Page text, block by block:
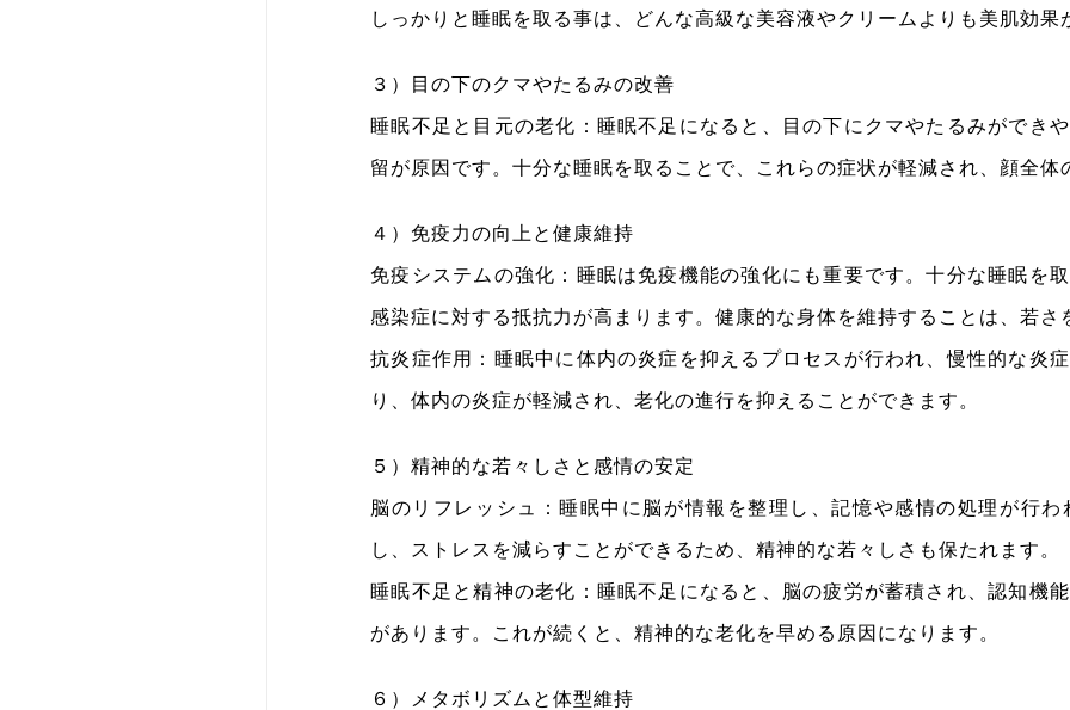
しっかりと睡眠を取る事は、どんな高級な美容液やクリームよりも美肌効果
３）目の下のクマやたるみの改善
睡眠不足と目元の老化：睡眠不足になると、目の下にクマやたるみができ
留が原因です。十分な睡眠を取ることで、これらの症状が軽減され、顔全体
４）免疫力の向上と健康維持
免疫システムの強化：睡眠は免疫機能の強化にも重要です。十分な睡眠を
感染症に対する抵抗力が高まります。健康的な身体を維持することは、若さ
抗炎症作用：睡眠中に体内の炎症を抑えるプロセスが行われ、慢性的な炎
り、体内の炎症が軽減され、老化の進行を抑えることができます。
５）精神的な若々しさと感情の安定
脳のリフレッシュ：睡眠中に脳が情報を整理し、記憶や感情の処理が行
し、ストレスを減らすことができるため、精神的な若々しさも保たれます。
睡眠不足と精神の老化：睡眠不足になると、脳の疲労が蓄積され、認知機
があります。これが続くと、精神的な老化を早める原因になります。
６）メタボリズムと体型維持